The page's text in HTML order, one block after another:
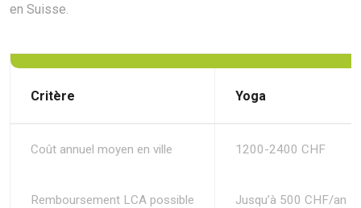
en Suisse.
Critère Yoga
Coût annuel moyen en ville 1200-2400 CHF
Remboursement LCA possible Jusqu’à 500 CHF/an